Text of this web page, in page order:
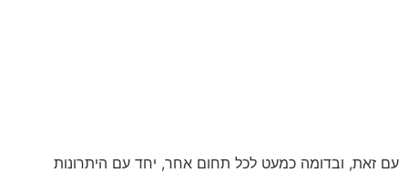
עם זאת, ובדומה כמעט לכל תחום אחר, יחד עם היתרונות